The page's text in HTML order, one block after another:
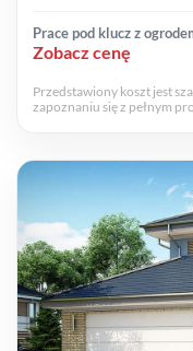
Prace pod klucz z
Zobacz cenę
Przedstawiony koszt jest
zapoznaniu się z pełnym